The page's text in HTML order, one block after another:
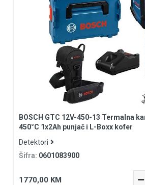
BOSCH GTC 12V-450-13 Termalna
450°C 1x2Ah punjač i L-Boxx kofer
Detektori
Šifra: 0601083900
1770,00 KM